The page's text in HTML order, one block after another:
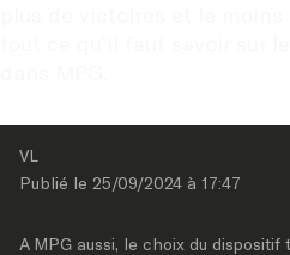
VL
Publié le 25/09/2024 à 17:47
A MPG aussi, le choix du dispositif